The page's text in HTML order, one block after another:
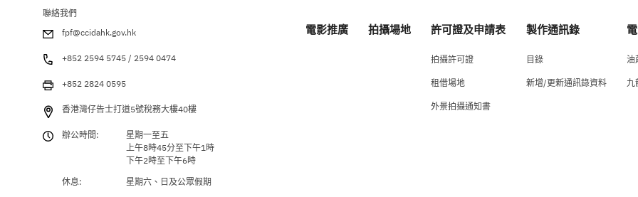
聯絡我們
fpf@ccidahk.gov.hk
+852 2594 5745 / 2594 0474
+852 2824 0595
香港灣仔告士打道5號稅務大樓40樓
辦公時間:
星期一至五
上午8時45分至下午1時
下午2時至下午6時
休息:
星期六、日及公眾假期
電影推廣 拍攝場地 許可證及申請表
拍攝許可證
租借場地
外景拍攝通知書
製作通訊錄
目錄
新增/更新通訊錄資料
油
九